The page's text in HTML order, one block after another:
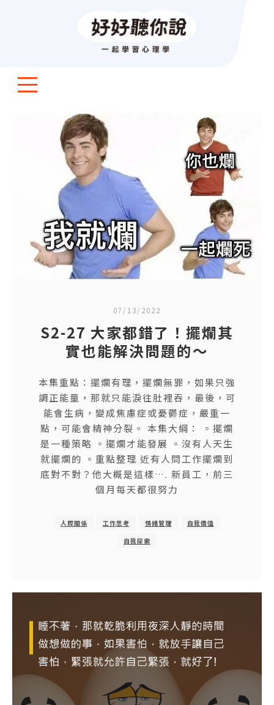
07/13/2022
S2-27 大家都錯了！擺爛其
實也能解決問題的～
本集重點：擺爛有理，擺爛無罪，如果只強
調正能量，那就只能淚往肚裡吞，最後，可
能會生病，變成焦慮症或憂鬱症，嚴重一
點，可能會精神分裂。 本集大綱： 。擺爛
是一種策略 。擺爛才能發展 。沒有人天生
就擺爛的 。重點整理 近有人問工作擺爛到
底對不對？他大概是這樣…. 新員工，前三
個月每天都很努力
人際關係 工作思考 情緒管理
自我價值
自我探索